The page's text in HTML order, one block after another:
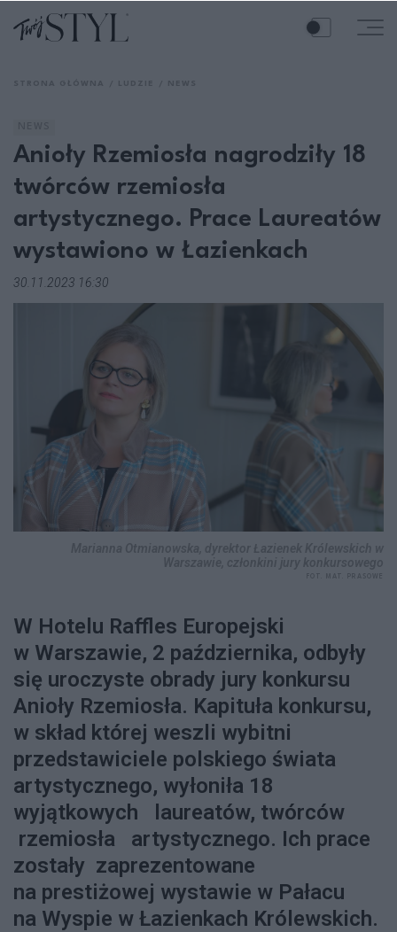
Anioły Rzemiosła nagrodziły 18
twórców rzemiosła
artystycznego. Prace Laureatów
wystawiono w Łazienkach
30.11.2023 16:30
W Hotelu Raffles Europejski
w Warszawie, 2 października, odbyły
się uroczyste obrady jury konkursu
Anioły Rzemiosła. Kapituła konkursu,
w skład której weszli wybitni
przedstawiciele polskiego świata
artystycznego, wyłoniła 18
wyjątkowych laureatów, twórców
rzemiosła artystycznego. Ich prace
zostały zaprezentowane
na prestiżowej wystawie w Pałacu
na Wyspie w Łazienkach Królewskich.